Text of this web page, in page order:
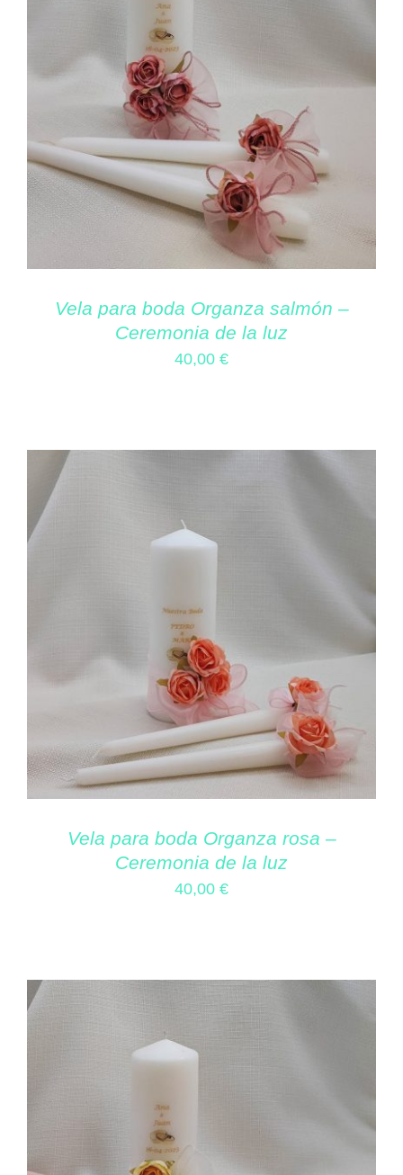
Vela para boda Organza salmón –
Ceremonia de la luz
40,00 €
Vela para boda Organza rosa –
Ceremonia de la luz
40,00 €